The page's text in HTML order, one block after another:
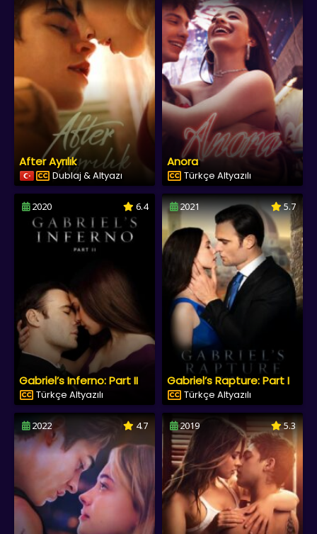
After Ayrılık
Dublaj & Altyazı
Anora
Türkçe Altyazılı
2020 6.4
Gabriel’s Inferno: Part II
Türkçe Altyazılı
2021 5.7
Gabriel’s Rapture: Part I
Türkçe Altyazılı
2022 4.7 2019 5.3